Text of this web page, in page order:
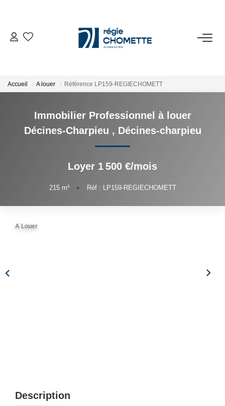
ACHETER
LOUER
VENDRE
NOTRE AGENCE
Accueil A louer Référence LP159-REGIECHOMETT
Immobilier Professionnel à louer
Décines-Charpieu , Décines-charpieu
Loyer 1 500 €/mois
215m² • Réf : LP159-REGIECHOMETT
A Louer
Description